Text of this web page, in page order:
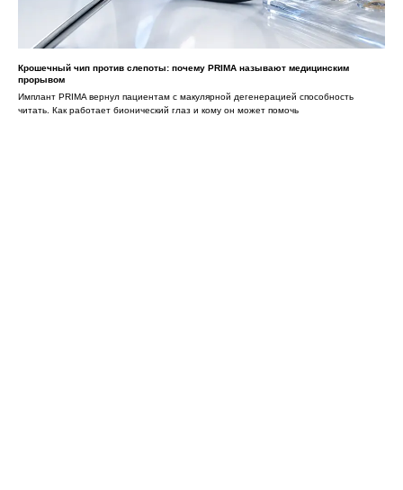
Крошечный чип против слепоты: почему PRIMA называют медицинским
прорывом
Имплант PRIMA вернул пациентам с макулярной дегенерацией способность
читать. Как работает бионический глаз и кому он может помочь